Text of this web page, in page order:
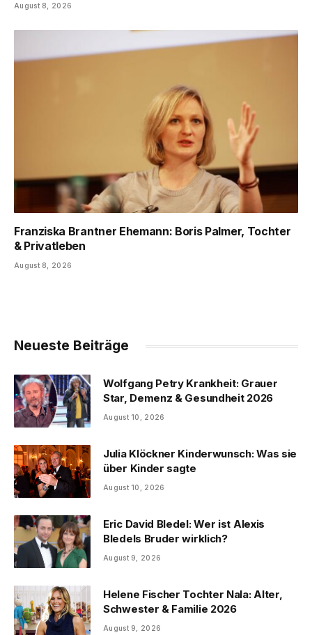
August 8, 2026
Franziska Brantner Ehemann: Boris Palmer, Tochter
& Privatleben
August 8, 2026
Neueste Beiträge
Wolfgang Petry Krankheit: Grauer
Star, Demenz & Gesundheit 2026
August 10, 2026
Julia Klöckner Kinderwunsch: Was sie
über Kinder sagte
August 10, 2026
Eric David Bledel: Wer ist Alexis
Bledels Bruder wirklich?
August 9, 2026
Helene Fischer Tochter Nala: Alter,
Schwester & Familie 2026
August 9, 2026